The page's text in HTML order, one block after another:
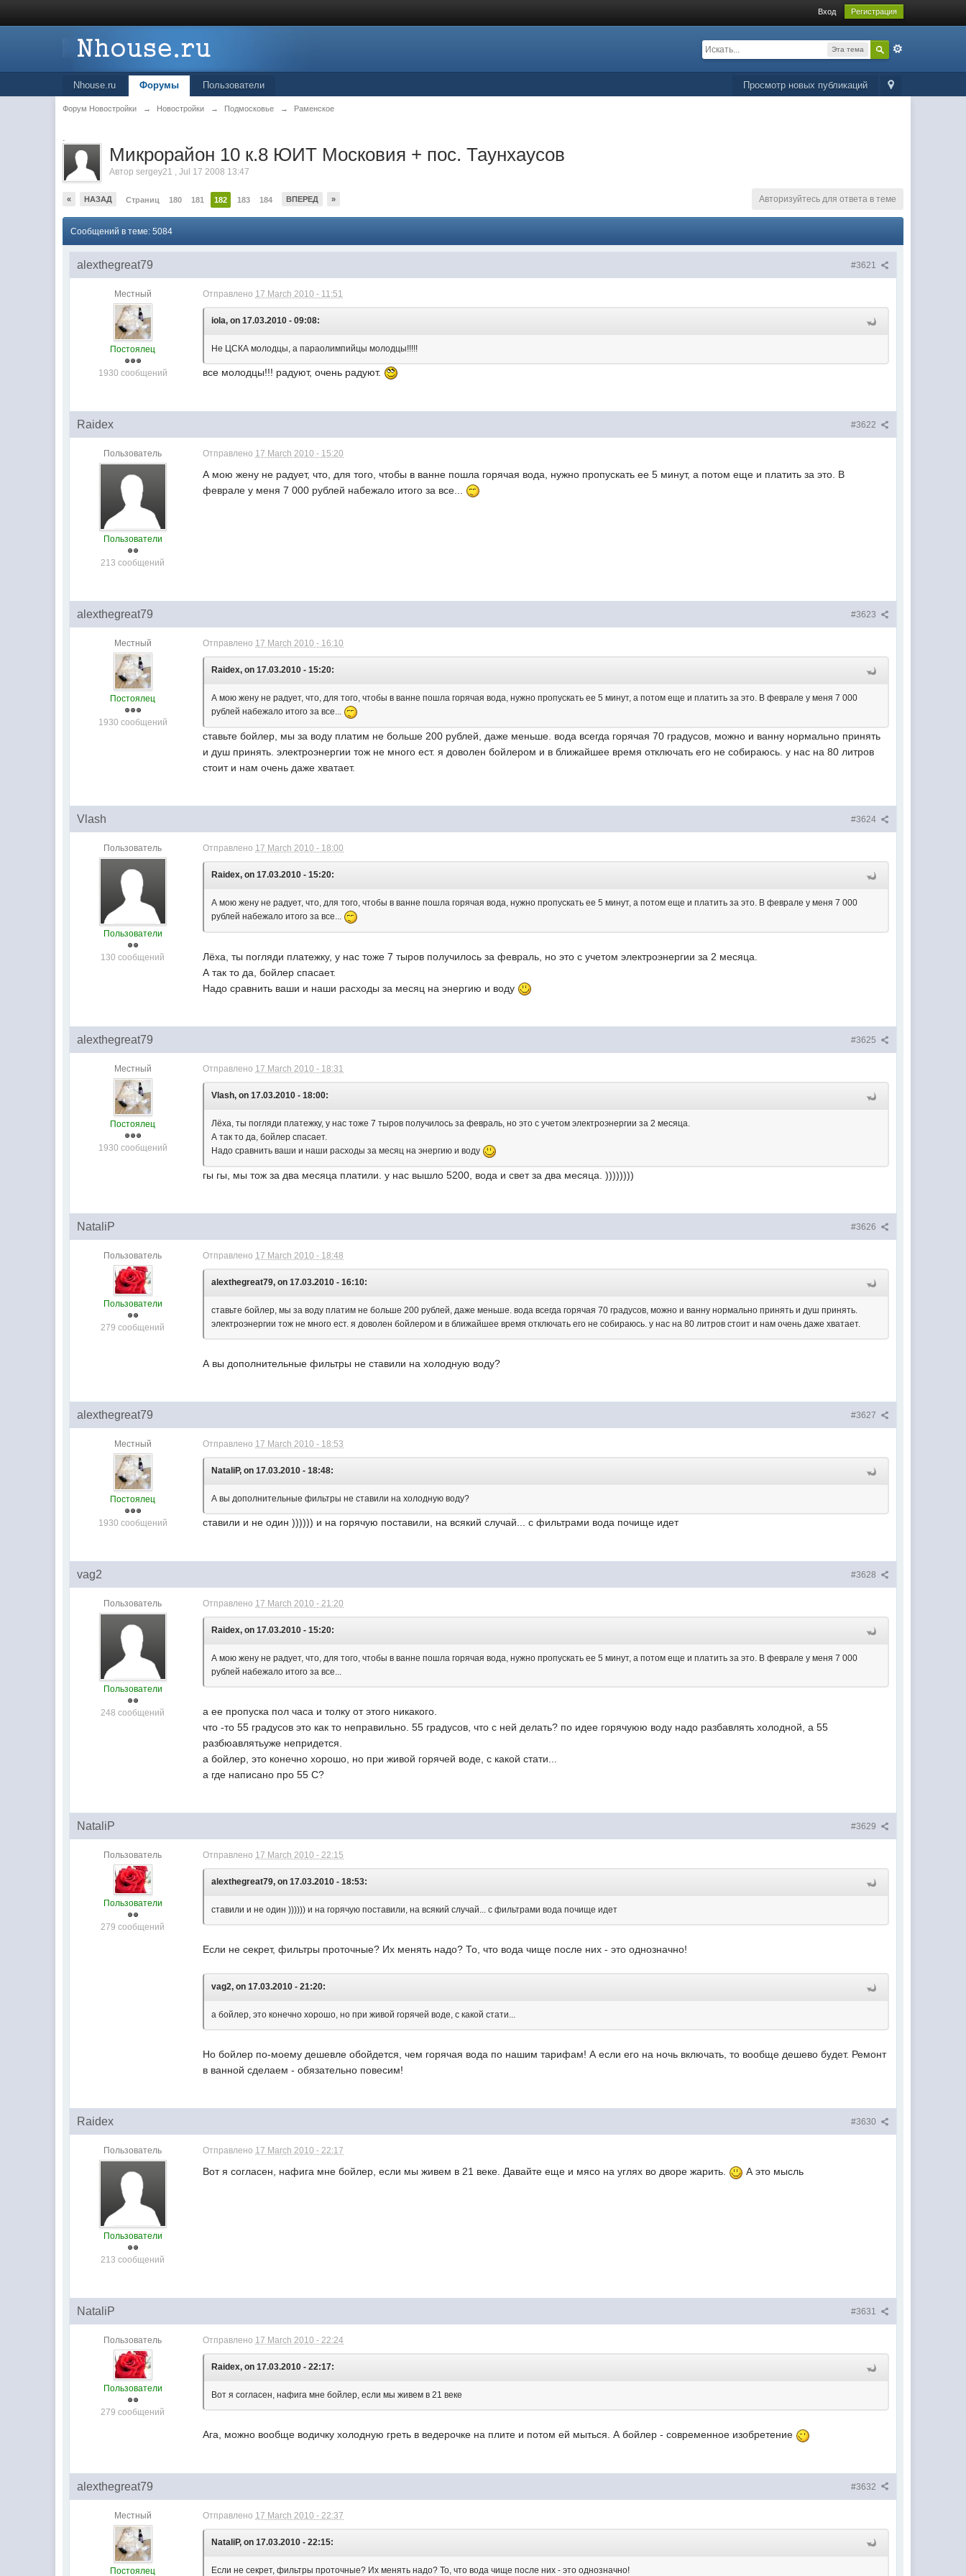
Вход Регистрация
Эта тема
Просмотр новых публикаций
Nhouse.ru Форумы Пользователи
Форум Новостройки → Новостройки → Подмосковье → Раменское
.
Микрорайон 10 к.8 ЮИТ Московия + пос. Таунхаусов
Авторsergey21 ,Jul 17 2008 13:47
« НАЗАД Страниц 180 181 182 183 184 ВПЕРЕД » Авторизуйтесь для ответа в теме
Сообщений в теме: 5084
#3621
alexthegreat79
Местный
Постоялец
1930 сообщений
Отправлено 17 March 2010 - 11:51
iola, on 17.03.2010 - 09:08:
Не ЦСКА молодцы, а параолимпийцы молодцы!!!!!
все молодцы!!! радуют, очень радуют.
#3622
Raidex
Пользователь
Пользователи
213 сообщений
Отправлено 17 March 2010 - 15:20
А мою жену не радует, что, для того, чтобы в ванне пошла горячая вода, нужно пропускать ее 5 минут, а потом еще и платить за это. В
феврале у меня 7 000 рублей набежало итого за все...
#3623
alexthegreat79
Местный
Постоялец
1930 сообщений
Отправлено 17 March 2010 - 16:10
Raidex, on 17.03.2010 - 15:20:
А мою жену не радует, что, для того, чтобы в ванне пошла горячая вода, нужно пропускать ее 5 минут, а потом еще и платить за это. В феврале у меня 7 000
рублей набежало итого за все...
ставьте бойлер, мы за воду платим не больше 200 рублей, даже меньше. вода всегда горячая 70 градусов, можно и ванну нормально принять
и душ принять. электроэнергии тож не много ест. я доволен бойлером и в ближайшее время отключать его не собираюсь. у нас на 80 литров
стоит и нам очень даже хватает.
#3624
Vlash
Пользователь
Пользователи
130 сообщений
Отправлено 17 March 2010 - 18:00
Raidex, on 17.03.2010 - 15:20:
А мою жену не радует, что, для того, чтобы в ванне пошла горячая вода, нужно пропускать ее 5 минут, а потом еще и платить за это. В феврале у меня 7 000
рублей набежало итого за все...
Лёха, ты погляди платежку, у нас тоже 7 тыров получилось за февраль, но это с учетом электроэнергии за 2 месяца.
А так то да, бойлер спасает.
Надо сравнить ваши и наши расходы за месяц на энергию и воду
#3625
alexthegreat79
Местный
Постоялец
1930 сообщений
Отправлено 17 March 2010 - 18:31
Vlash, on 17.03.2010 - 18:00:
Лёха, ты погляди платежку, у нас тоже 7 тыров получилось за февраль, но это с учетом электроэнергии за 2 месяца.
А так то да, бойлер спасает.
Надо сравнить ваши и наши расходы за месяц на энергию и воду
гы гы, мы тож за два месяца платили. у нас вышло 5200, вода и свет за два месяца. ))))))))
#3626
NataliP
Пользователь
Пользователи
279 сообщений
Отправлено 17 March 2010 - 18:48
alexthegreat79, on 17.03.2010 - 16:10:
ставьте бойлер, мы за воду платим не больше 200 рублей, даже меньше. вода всегда горячая 70 градусов, можно и ванну нормально принять и душ принять.
электроэнергии тож не много ест. я доволен бойлером и в ближайшее время отключать его не собираюсь. у нас на 80 литров стоит и нам очень даже хватает.
А вы дополнительные фильтры не ставили на холодную воду?
#3627
alexthegreat79
Местный
Постоялец
1930 сообщений
Отправлено 17 March 2010 - 18:53
NataliP, on 17.03.2010 - 18:48:
А вы дополнительные фильтры не ставили на холодную воду?
ставили и не один )))))) и на горячую поставили, на всякий случай... с фильтрами вода почище идет
#3628
vag2
Пользователь
Пользователи
248 сообщений
Отправлено 17 March 2010 - 21:20
Raidex, on 17.03.2010 - 15:20:
А мою жену не радует, что, для того, чтобы в ванне пошла горячая вода, нужно пропускать ее 5 минут, а потом еще и платить за это. В феврале у меня 7 000
рублей набежало итого за все...
а ее пропуска пол часа и толку от этого никакого.
что -то 55 градусов это как то неправильно. 55 градусов, что с ней делать? по идее горячуюю воду надо разбавлять холодной, а 55
разбюавлятьуже непридется.
а бойлер, это конечно хорошо, но при живой горячей воде, с какой стати...
а где написано про 55 С?
#3629
NataliP
Пользователь
Пользователи
279 сообщений
Отправлено 17 March 2010 - 22:15
alexthegreat79, on 17.03.2010 - 18:53:
ставили и не один )))))) и на горячую поставили, на всякий случай... с фильтрами вода почище идет
Если не секрет, фильтры проточные? Их менять надо? То, что вода чище после них - это однозначно!
vag2, on 17.03.2010 - 21:20:
а бойлер, это конечно хорошо, но при живой горячей воде, с какой стати...
Но бойлер по-моему дешевле обойдется, чем горячая вода по нашим тарифам! А если его на ночь включать, то вообще дешево будет. Ремонт
в ванной сделаем - обязательно повесим!
#3630
Raidex
Пользователь
Пользователи
213 сообщений
Отправлено 17 March 2010 - 22:17
Вот я согласен, нафига мне бойлер, если мы живем в 21 веке. Давайте еще и мясо на углях во дворе жарить. А это мысль
#3631
NataliP
Пользователь
Пользователи
279 сообщений
Отправлено 17 March 2010 - 22:24
Raidex, on 17.03.2010 - 22:17:
Вот я согласен, нафига мне бойлер, если мы живем в 21 веке
Ага, можно вообще водичку холодную греть в ведерочке на плите и потом ей мыться. А бойлер - современное изобретение
#3632
alexthegreat79
Местный
Постоялец
Отправлено 17 March 2010 - 22:37
NataliP, on 17.03.2010 - 22:15:
Если не секрет, фильтры проточные? Их менять надо? То, что вода чище после них - это однозначно!